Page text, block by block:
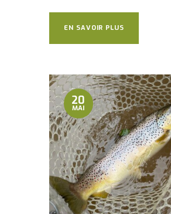
EN SAVOIR PLUS
20
MAI